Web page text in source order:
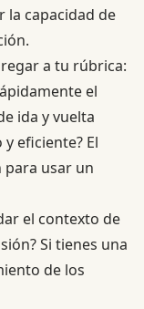
capacidad de
a tu rúbrica:
el
ida y vuelta
eficiente? El
usar un
el contexto de
Si tienes una
de los